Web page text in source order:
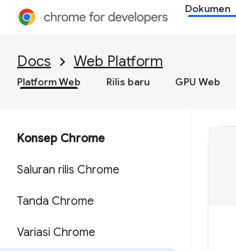
Dokumen
Docs Web Platform
Platform Web Rilis baru GPU Web
Konsep Chrome
Saluran rilis Chrome
Tanda Chrome
Variasi Chrome